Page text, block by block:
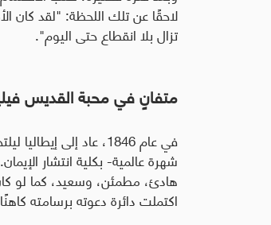
لاحقًا عن تلك اللحظة: "لقد كان
تزال بلا انقطاع حتى اليوم".
متفانٍ في محبة القديس
في عام 1846، عاد إلى
شهرة عالمية- بكلية انتشار
اكتملت دائرة دعوته برسامته كاهنًا